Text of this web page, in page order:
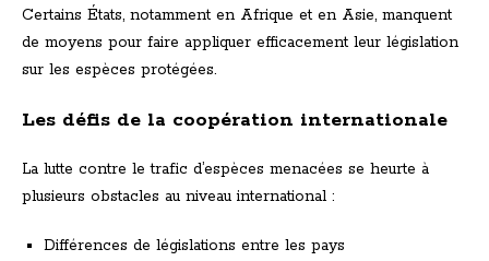
Certains États, notamment en Afrique et en Asie, manquent
de moyens pour faire appliquer efficacement leur législation
sur les espèces protégées.
Les défis de la coopération internationale
La lutte contre le trafic d’espèces menacées se heurte à
plusieurs obstacles au niveau international :
Différences de législations entre les pays